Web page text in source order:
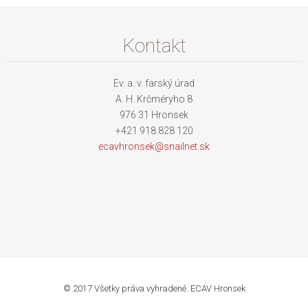
Kontakt
Ev. a. v. farský úrad
A. H. Krčméryho 8
976 31 Hronsek
+421 918 828 120
ecavhronsek@snailnet.sk
© 2017 Všetky práva vyhradené. ECAV Hronsek